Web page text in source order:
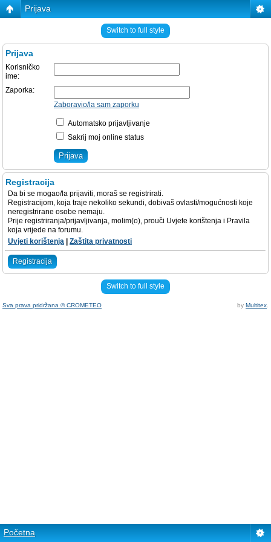
Prijava
Switch to full style
Prijava
Korisničko
ime:
Zaporka:
Zaboravio/la sam zaporku
Automatsko prijavljivanje
Sakrij moj online status
Registracija
Da bi se mogao/la prijaviti, moraš se registrirati.
Registracijom, koja traje nekoliko sekundi, dobivaš ovlasti/mogućnosti koje
neregistrirane osobe nemaju.
Prije registriranja/prijavljivanja, molim(o), prouči Uvjete korištenja i Pravila
koja vrijede na forumu.
Uvjeti korištenja
Zaštita privatnosti
Registracija
Switch to full style
Sva prava pridržana © CROMETEO by Multitex
Početna